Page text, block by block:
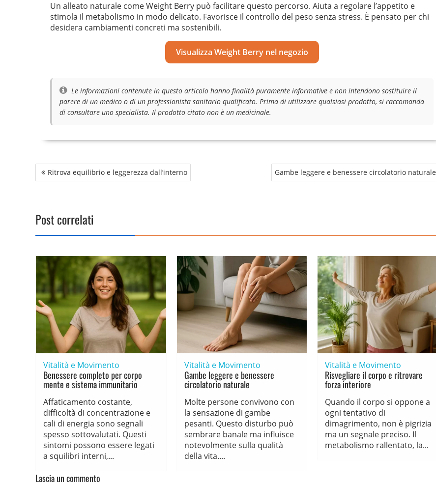
Un alleato naturale come Weight Berry può facilitare questo percorso. Aiuta a regolare l’appetito e
stimola il metabolismo in modo delicato. Favorisce il controllo del peso senza stress. È pensato per chi
desidera cambiamenti concreti ma sostenibili.
Visualizza Weight Berry nel negozio
Le informazioni contenute in questo articolo hanno finalità puramente informative e non intendono sostituire il
parere di un medico o di un professionista sanitario qualificato. Prima di utilizzare qualsiasi prodotto, si raccomanda
di consultare uno specialista. Il prodotto citato non è un medicinale.
Navigazione
articoli
Ritrova equilibrio e leggerezza dall’interno Gambe leggere e benessere circolatorio naturale
Post correlati
Vitalità e Movimento
Benessere completo per corpo
mente e sistema immunitario
Affaticamento costante,
difficoltà di concentrazione e
cali di energia sono segnali
spesso sottovalutati. Questi
sintomi possono essere legati
a squilibri interni,...
Vitalità e Movimento
Gambe leggere e benessere
circolatorio naturale
Molte persone convivono con
la sensazione di gambe
pesanti. Questo disturbo può
sembrare banale ma influisce
notevolmente sulla qualità
della vita....
Vitalità e Movimento
Risvegliare il corpo e ritrovare
forza interiore
Quando il corpo si oppone a
ogni tentativo di
dimagrimento, non è pigrizia
ma un segnale preciso. Il
metabolismo rallentato, la...
Lascia un commento